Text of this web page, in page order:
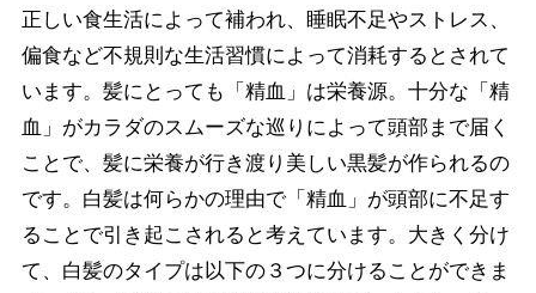
正しい食生活によって補われ、睡眠不足やストレス、
偏食など不規則な生活習慣によって消耗するとされて
います。髪にとっても「精血」は栄養源。十分な「精
血」がカラダのスムーズな巡りによって頭部まで届く
ことで、髪に栄養が行き渡り美しい黒髪が作られるの
です。白髪は何らかの理由で「精血」が頭部に不足す
ることで引き起こされると考えています。大きく分け
て、白髪のタイプは以下の３つに分けることができま